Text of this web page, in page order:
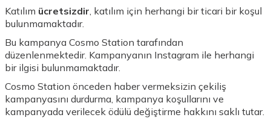
Katılım ücretsizdir , katılım için herhangi bir ticari bir koşul
bulunmamaktadır.
Bu kampanya Cosmo Station tarafından
düzenlenmektedir. Kampanyanın Instagram ile herhangi
bir ilgisi bulunmamaktadır.
Cosmo Station önceden haber vermeksizin çekiliş
kampanyasını durdurma, kampanya koşullarını ve
kampanyada verilecek ödülü değiştirme hakkını saklı tutar.